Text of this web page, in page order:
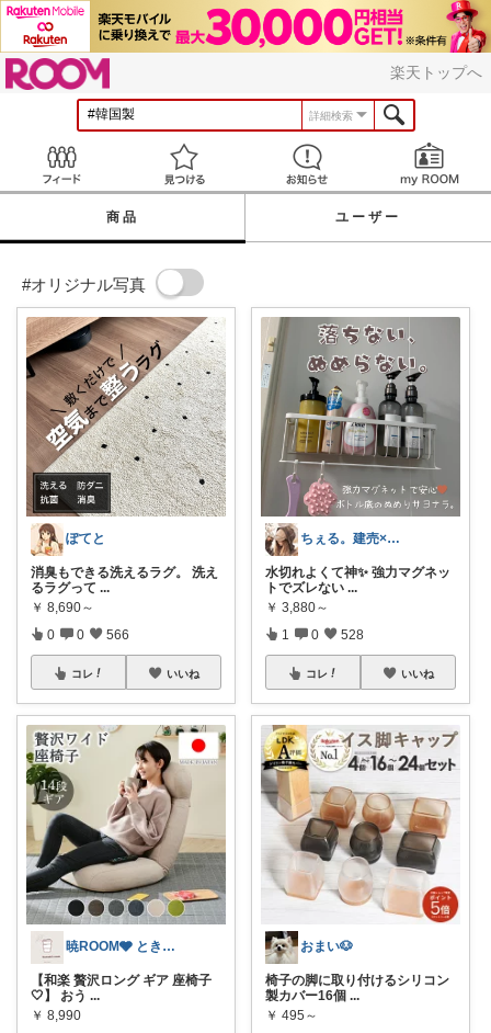
楽天トップへ
詳細検索
見つける お知らせ
商品 ユーザー
#オリジナル写真
ぽてと
消臭もできる洗えるラグ。 洗え
るラグって ...
￥ 8,690～
0 0 566
コレ いいね
暁ROOM🩶 ときめく暮らしのセレクト
【和楽 贅沢ロング ギア 座椅子
🤍】 おう ...
￥ 8,990
ちぇる。建売×暖色お家づくり
水切れよくて神✨ 強力マグネッ
トでズレない ...
￥ 3,880～
1 0 528
コレ いいね
おまい🐶
椅子の脚に取り付けるシリコン
製カバー16個 ...
￥ 495～